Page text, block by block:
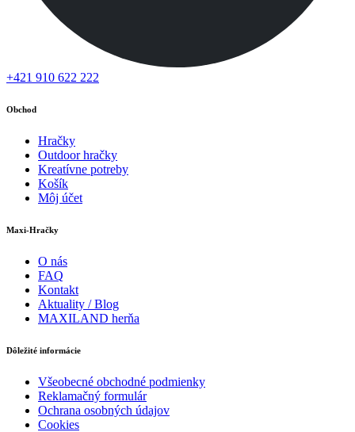
+421 910 622 222
Obchod
Hračky
Outdoor hračky
Kreatívne potreby
Košík
Môj účet
Maxi-Hračky
O nás
FAQ
Kontakt
Aktuality / Blog
MAXILAND herňa
Dôležité informácie
Všeobecné obchodné podmienky
Reklamačný formulár
Ochrana osobných údajov
Cookies